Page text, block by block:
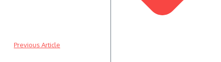
Previous Article